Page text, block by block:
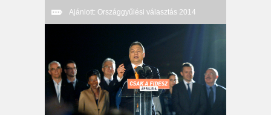
Ajánlott: Országgyűlési választás 2014